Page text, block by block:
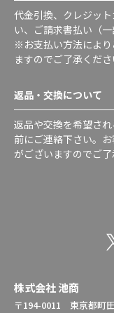
代金引換、クレジッ
い、ご請求書払い（一
※お支払い方法によ
ますのでご了承くださ
返品・交換について
返品や交換を希望さ
前にご連絡下さい。
がございますのでご了
株式会社 池商
〒194-0011 東京都町